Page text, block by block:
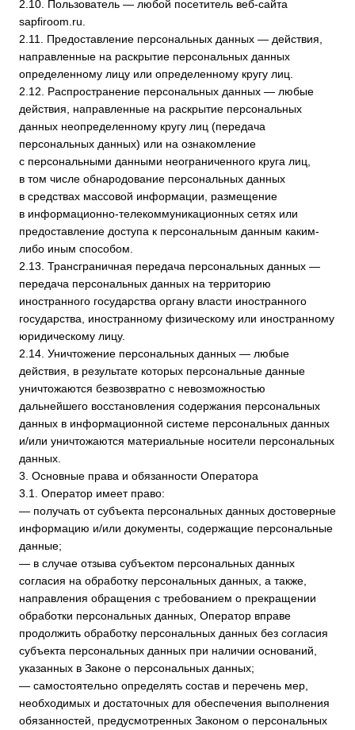
передача персональных данных на территорию
иностранного государства органу власти иностранного
государства, иностранному физическому или иностранному
2.14. Уничтожение персональных данных — любые
действия, в результате которых персональные данные
уничтожаются безвозвратно с невозможностью
дальнейшего восстановления содержания персональных
данных в информационной системе персональных данных
и/или уничтожаются материальные носители персональных
3. Основные права и обязанности Оператора
3.1. Оператор имеет право:
— получать от субъекта персональных данных достоверные
информацию и/или документы, содержащие персональные
данные;
направления обращения с требованием о прекращении
обработки персональных данных, Оператор вправе
продолжить обработку персональных данных без согласия
субъекта персональных данных при наличии оснований,
— самостоятельно определять состав и перечень мер,
необходимых и достаточных для обеспечения выполнения
обязанностей, предусмотренных Законом о персональных
данных и принятыми в соответствии с ним нормативными
правовыми актами, если иное не предусмотрено Законом
о персональных данных или другими федеральными
законами.
3.2. Оператор обязан:
— предоставлять субъекту персональных данных по его
просьбе информацию, касающуюся обработки его
персональных данных;
— организовывать обработку персональных данных
в порядке, установленном действующим
законодательством РФ;
— отвечать на обращения и запросы субъектов
персональных данных и их законных представителей
в соответствии с требованиями Закона о персональных
— сообщать в уполномоченный орган по защите прав
субъектов персональных данных по запросу этого органа
необходимую информацию в течение 10 дней с даты
получения такого запроса;
— публиковать или иным образом обеспечивать
обработки персональных данных;
— принимать правовые, организационные и технические
меры для защиты персональных данных